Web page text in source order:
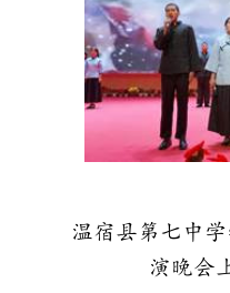
温宿县第七中
演晚会